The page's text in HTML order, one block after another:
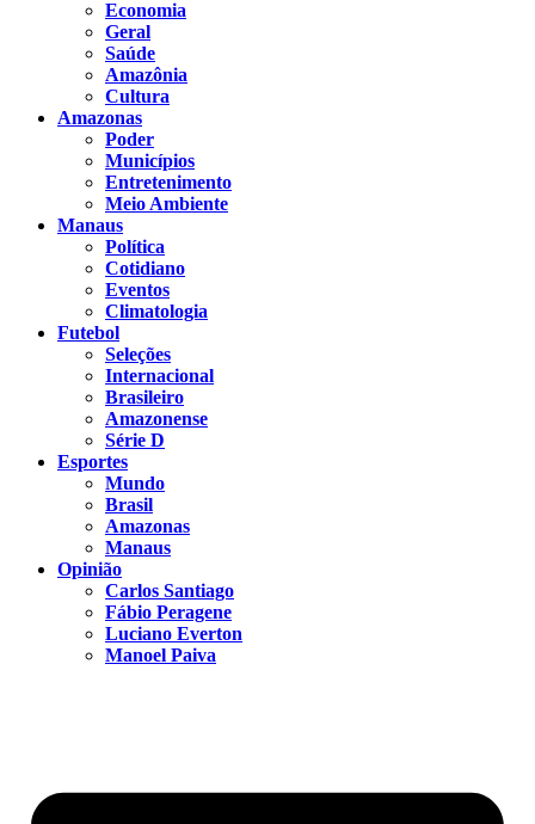
Economia
Geral
Saúde
Amazônia
Cultura
Amazonas
Poder
Municípios
Entretenimento
Meio Ambiente
Manaus
Política
Cotidiano
Eventos
Climatologia
Futebol
Seleções
Internacional
Brasileiro
Amazonense
Série D
Esportes
Mundo
Brasil
Amazonas
Manaus
Opinião
Carlos Santiago
Fábio Peragene
Luciano Everton
Manoel Paiva